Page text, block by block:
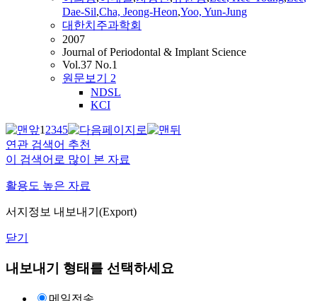
Dae-Sil,Cha, Jeong-Heon,Yoo, Yun-Jung
대한치주과학회
2007
Journal of Periodontal & Implant Science
Vol.37 No.1
원문보기 2
NDSL
KCI
12345
연관 검색어 추천
이 검색어로 많이 본 자료
활용도 높은 자료
서지정보 내보내기(Export)
닫기
내보내기 형태를 선택하세요
메일전송